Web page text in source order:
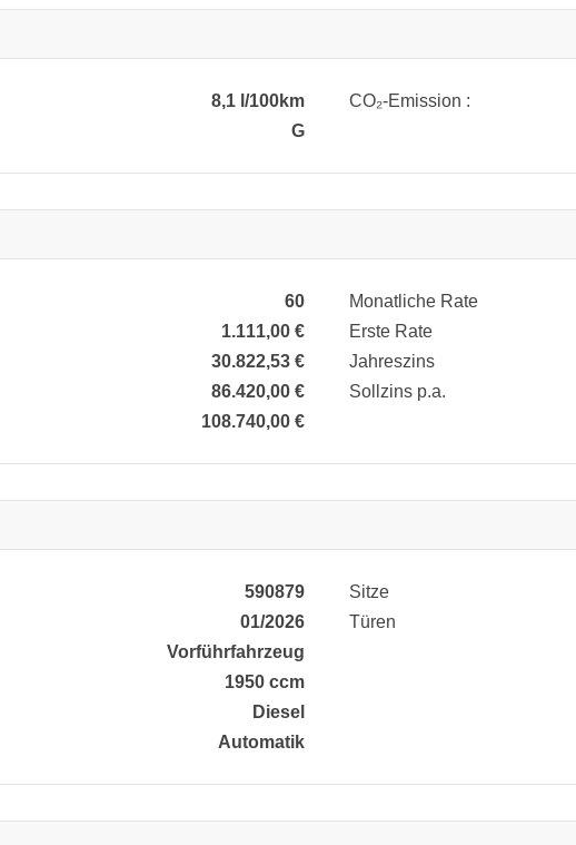
8,1 l/100km
CO₂-Emission :
G
60
Monatliche Rate
1.111,00 €
Erste Rate
30.822,53 €
Jahreszins
86.420,00 €
Sollzins p.a.
108.740,00 €
590879
01/2026
Vorführfahrzeug
1950 ccm
Diesel
Automatik
Sitze
Türen